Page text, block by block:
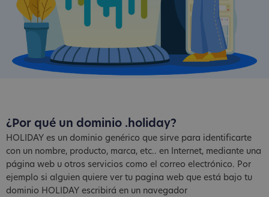
¿Por qué un dominio .holiday?
HOLIDAY es un dominio genérico que sirve para identificarte
con un nombre, producto, marca, etc.. en Internet, mediante una
página web u otros servicios como el correo electrónico. Por
ejemplo si alguien quiere ver tu pagina web que está bajo tu
dominio HOLIDAY escribirá en un navegador